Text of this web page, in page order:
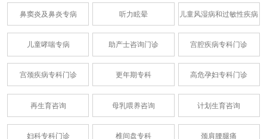
鼻窦炎及鼻炎专病 听力眩晕 儿童风湿病和过敏性疾病
儿童哮喘专病 助产士咨询门诊 宫腔疾病专科门诊
宫颈疾病专科门诊 更年期专科 高危孕妇专科门诊
再生育咨询 母乳喂养咨询 计划生育咨询
妇科专科门诊 椎间盘专科 颈肩腰腿痛